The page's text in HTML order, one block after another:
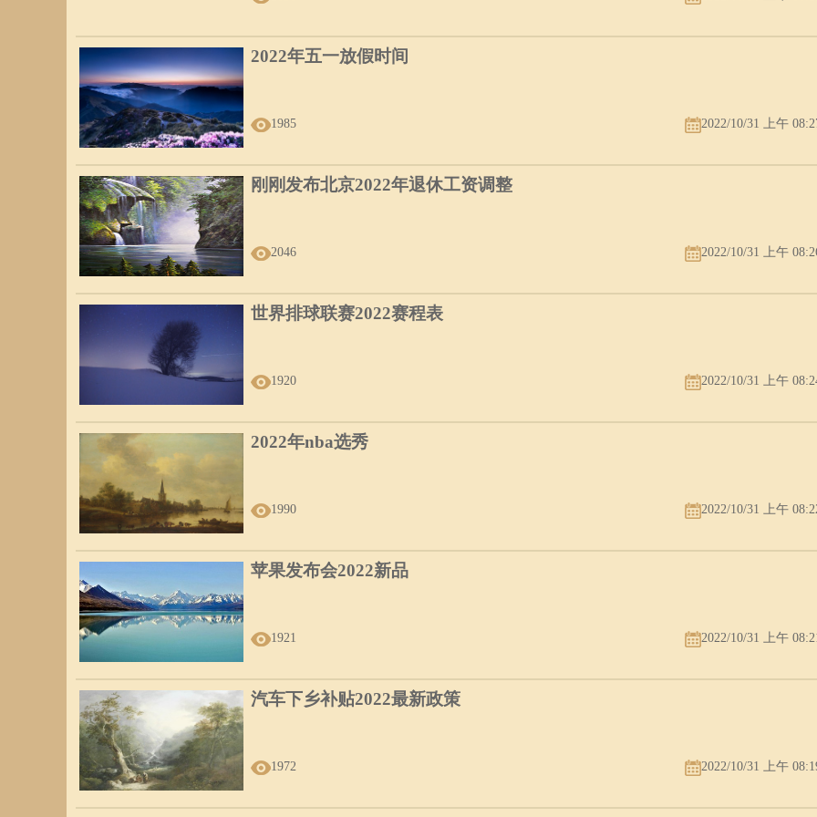
2022年五一放假时间
1985 2022/10/31 上午
刚刚发布北京2022年退休工资调整
2046 2022/10/31 上午
世界排球联赛2022赛程表
1920 2022/10/31 上午
2022年nba选秀
1990 2022/10/31 上午
苹果发布会2022新品
1921 2022/10/31 上午
汽车下乡补贴2022最新政策
1972 2022/10/31 上午